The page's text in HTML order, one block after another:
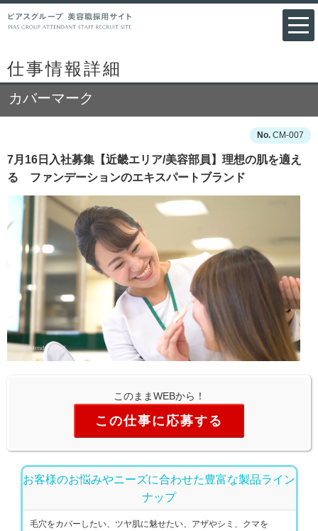
仕事情報詳細
カバーマーク
CM-007
7月16日入社募集【近畿エリア/美容部員】理想の肌を適え
る ファンデーションのエキスパートブランド
このままWEBから！
この仕事に応募する
お客様のお悩みやニーズに合わせた豊富な製品ライン
ナップ
毛穴をカバーしたい、ツヤ肌に魅せたい、アザやシミ、クマを